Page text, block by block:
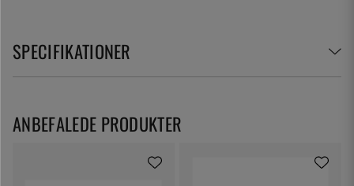
SPECIFIKATIONER
ANBEFALEDE PRODUKTER